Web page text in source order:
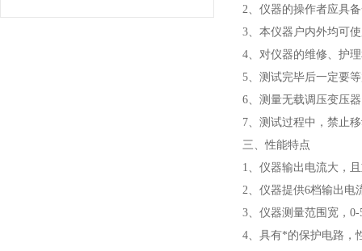
2、仪器的操作者应具
3、本仪器户内外均可
4、对仪器的维修、护
5、测试完毕后一定要
6、测量无载调压变压
7、测试过程中，禁止
三、性能特点
1、仪器输出电流大，
2、仪器提供6档输出电
3、仪器测量范围宽，
4、具有*的保护电路，